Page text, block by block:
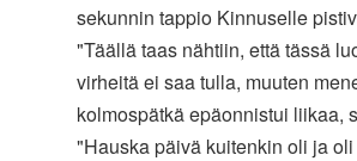
sekunnin tappio Kinnuselle
"Täällä taas nähtiin, että tässä
virheitä ei saa tulla, muuten
kolmospätkä epäonnistui liikaa,
"Hauska päivä kuitenkin oli ja